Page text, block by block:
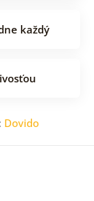
každý
Dovido